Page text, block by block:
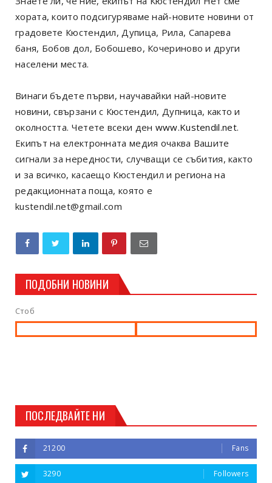
хората, които подсигуряваме най-новите новини от
градовете Кюстендил, Дупица, Рила, Сапарева
баня, Бобов дол, Бобошево, Кочериново и други
населени места.
Винаги бъдете първи, научавайки най-новите
новини, свързани с Кюстендил, Дупница, както и
околността. Четете всеки ден www.Kustendil.net.
Екипът на електронната медия очаква Вашите
сигнали за нередности, случващи се събития, както
и за всичко, касаещо Кюстендил и региона на
редакционната поща, която е
kustendil.net@gmail.com
ПОДОБНИ НОВИНИ
Стоб
ПОСЛЕДВАЙТЕ НИ
21200 Fans
3290 Followers